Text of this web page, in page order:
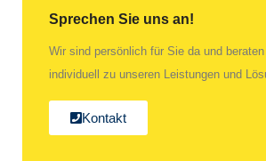
Sprechen Sie uns an!
Wir sind persönlich für Sie da und
individuell zu unseren Leistungen und
Kontakt